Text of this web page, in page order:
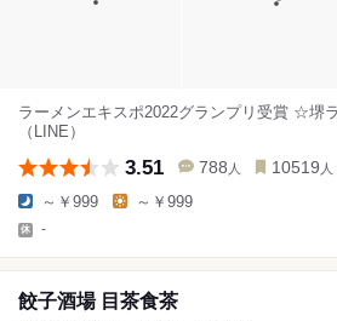
ラーメンエキスポ2022グランプリ受賞 ☆堺
（LINE）
3.51 788 人 10519 人
～￥999 ～￥999
-
餃子酒場 目茶食茶